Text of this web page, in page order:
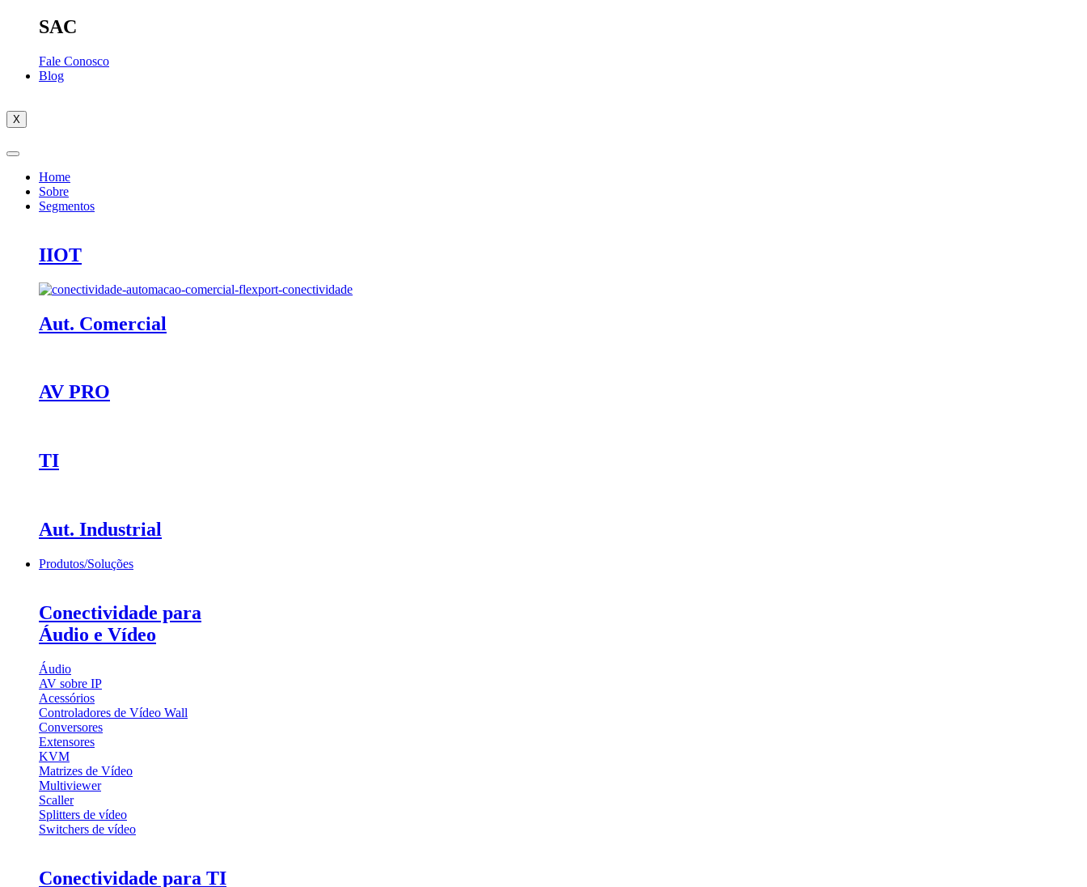
SAC
Fale Conosco
Blog
X
Home
Sobre
Segmentos
IIOT
Aut. Comercial
AV PRO
TI
Aut. Industrial
Produtos/Soluções
Conectividade para
Áudio e Vídeo
Áudio
AV sobre IP
Acessórios
Controladores de Vídeo Wall
Conversores
Extensores
KVM
Matrizes de Vídeo
Multiviewer
Scaller
Splitters de vídeo
Switchers de vídeo
Conectividade para TI